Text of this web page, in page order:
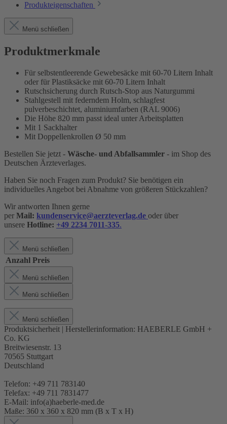
Produkteigenschaften
Menü schließen
Produktmerkmale
Für selbstentleerende Gewebesäcke mit 60-70 Litern Inhalt
oder für Plastiksäcke mit 60-70 Litern Inhalt
Rutschsicherung durch Rutsch-Stop aus Naturgummi
Stahlgestell mit federndem Holm, schlagfest
pulverbeschichtet, aluminiumfarben (RAL 9006)
Die Höhe 820 mm passt ideal unter Arbeitsplatten
Mit 1 Sackhalter
Mit Doppellenkrollen Ø 50 mm
Bestellen Sie jetzt - Wäsche- und Abfallsammler - im Shop des
Deutschen Ärzteverlages.
Haben Sie noch Fragen zum Produkt? Sie benötigen ein
individuelles Angebot bei Abnahme von größeren Stückzahlen?
Wir antworten Ihnen gerne
per Mail: kundenservice@aerzteverlag.de oder über
unsere Hotline: +49 2234 7011-335.
Menü schließen
Anzahl Preis
Menü schließen
Menü schließen
Menü schließen
Produktsicherheit | Herstellerinformation: HAEBERLE GmbH +
Co. KG
Breitwiesenstr. 13
70565 Stuttgart
Deutschland
Telefon: +49 711 783140
Telefax: +49 711 7831477
E-Mail: info(a)haeberle-med.de
Maße: 360 x 360 x 820 mm (B x T x H)